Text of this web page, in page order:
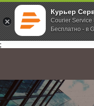
Курьер
Courier Service
Бесплатно - в
;
Главная О компании